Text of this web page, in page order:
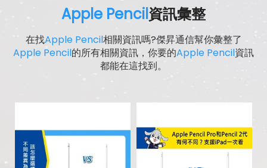
Apple Pencil資訊彙整
在找Apple Pencil相關資訊嗎?傑昇通信幫你彙整了
Apple Pencil的所有相關資訊，你要的Apple Pencil資訊
都能在這找到。